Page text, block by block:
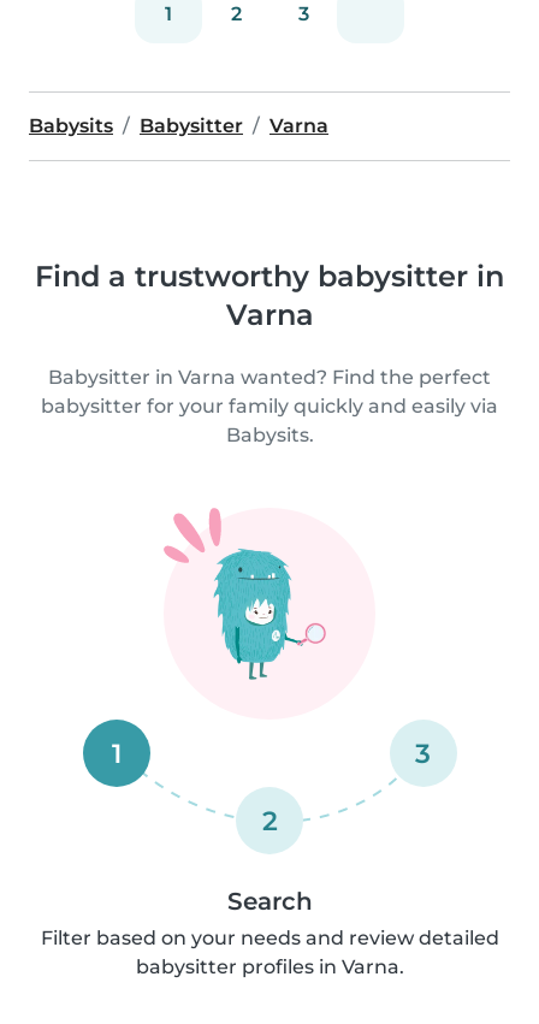
1 2 3
Babysits Babysitter Varna
Find a trustworthy babysitter in
Varna
Babysitter in Varna wanted? Find the perfect
babysitter for your family quickly and easily via
Babysits.
1
2
3
Search
Filter based on your needs and review detailed
babysitter profiles in Varna.